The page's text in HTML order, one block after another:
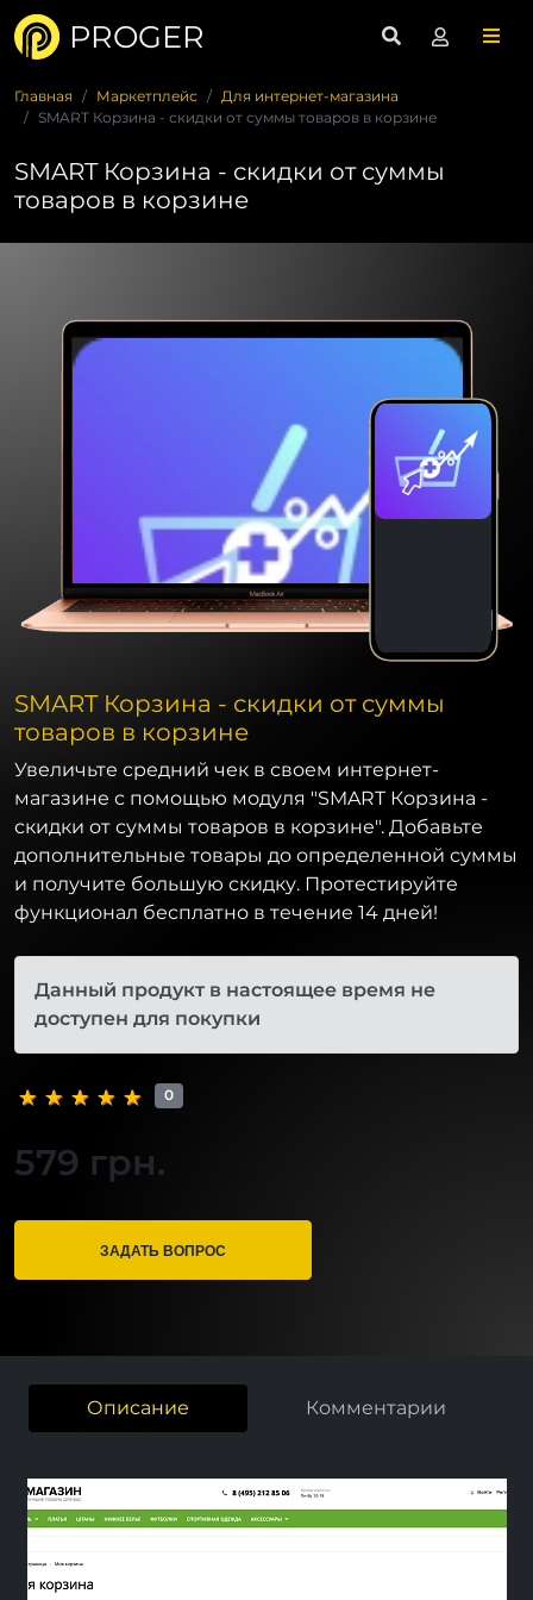
PROGER
Главная Маркетплейс
Для интернет-магазина
SMART Корзина - скидки от суммы товаров в корзине
SMART Корзина - скидки от суммы
товаров в корзине
SMART Корзина - скидки от суммы
товаров в корзине
Увеличьте средний чек в своем интернет-
магазине с помощью модуля "SMART Корзина -
скидки от суммы товаров в корзине". Добавьте
дополнительные товары до определенной суммы
и получите большую скидку. Протестируйте
функционал бесплатно в течение 14 дней!
Данный продукт в настоящее время не
доступен для покупки
0
579 грн.
ЗАДАТЬ ВОПРОС
Описание Комментарии